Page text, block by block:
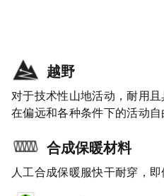
越野
对于技术性山地活动，耐用
在偏远和各种条件下的活动自
合成保暖材料
人工合成保暖服快干耐穿，即